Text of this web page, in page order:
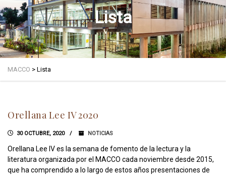
Lista
MACCO > Lista
Orellana Lee IV 2020
30 OCTUBRE, 2020 NOTICIAS
Orellana Lee IV es la semana de fomento de la lectura y la
literatura organizada por el MACCO cada noviembre desde 2015,
que ha comprendido a lo largo de estos años presentaciones de